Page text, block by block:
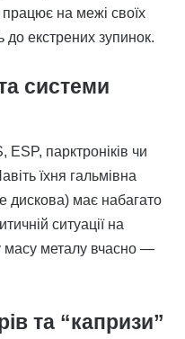
на межі своїх
екстрених зупинок.
системи
парктроніків чи
їхня гальмівна
дискова) має набагато
ситуації на
масу металу вчасно —
та “капризи”